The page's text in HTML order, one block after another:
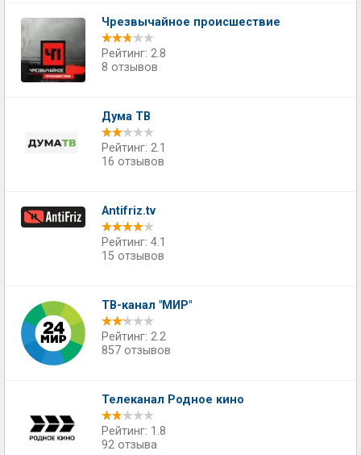
Чрезвычайное происшествие
Рейтинг: 2.8
8 отзывов
Дума ТВ
Рейтинг: 2.1
16 отзывов
Antifriz.tv
Рейтинг: 4.1
15 отзывов
ТВ-канал "МИР"
Рейтинг: 2.2
857 отзывов
Телеканал Родное кино
Рейтинг: 1.8
92 отзыва